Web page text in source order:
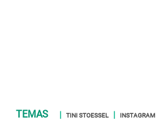
TINI STOESSEL INSTAGRAM